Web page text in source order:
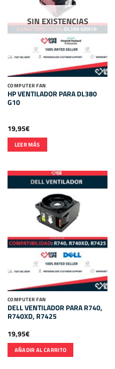
SIN EXISTENCIAS
COMPUTER FAN
HP VENTILADOR PARA DL380
G10
19,95€
LEER MÁS
COMPUTER FAN
DELL VENTILADOR PARA R740,
R740XD, R7425
19,95€
AÑADIR AL CARRITO